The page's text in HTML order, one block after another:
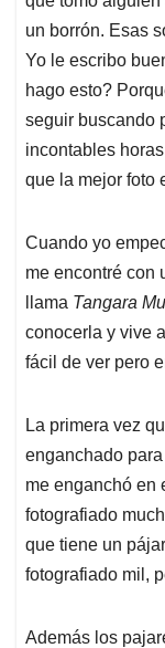
un borrón. Esas
Yo le escribo
hago esto?
seguir buscando
incontables
que la mejor foto
Cuando yo
me encontré con
llama Tangara
conocerla y vive
fácil de ver pero
La primera vez
enganchado
me enganchó en
fotografiado
que tiene un
fotografiado mil,
Además los